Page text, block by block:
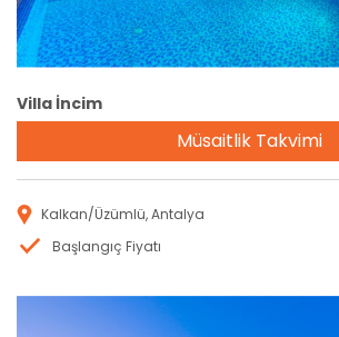
Villa İncim
Müsaitlik Takvimi
Kalkan/Üzümlü, Antalya
Başlangıç Fiyatı